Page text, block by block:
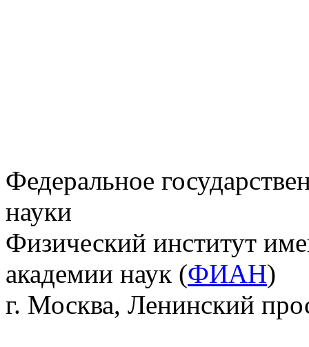
Федеральное
науки
Физический институт
академии наук (ФИАН)
г. Москва, Ленинский